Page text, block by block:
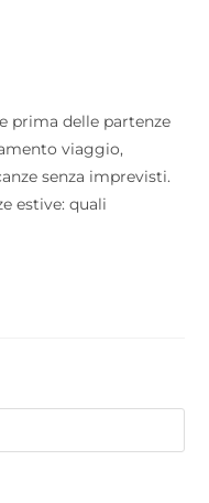
prima delle partenze
viaggio,
senza imprevisti.
estive: quali